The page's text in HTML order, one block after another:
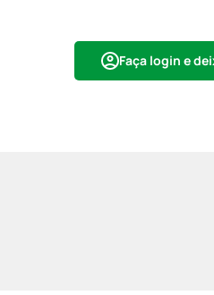
Faça login e